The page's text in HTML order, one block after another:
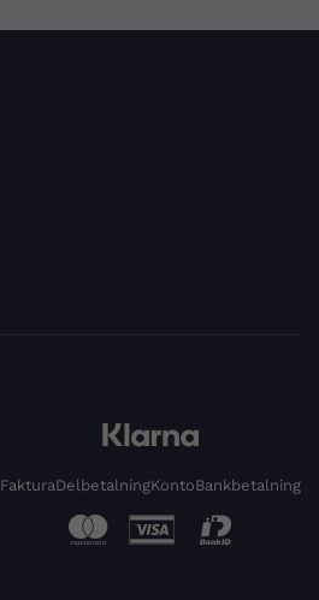
FakturaDelbetalningKontoBankbetalning